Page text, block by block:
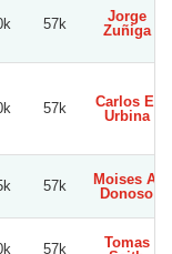
57k
Jorge
Zuñiga
57k
Carlos E.
Urbina
57k
Moises A.
Donoso
57k
Tomas